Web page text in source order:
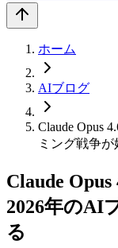
ホーム
AIブログ
Claude Opus
ミング戦争が
Claude Opus
2026年のAI
る